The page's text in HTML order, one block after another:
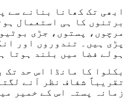
ابھی تک کھانا بنانے سے
برتنوں کا ہی استعمال
مرچوں، پستوں، جڑی
پڑی ہیں۔ تندوروں اور
ہولے فضا میں بلند ہوتا
بکلوا کا مانڈا اس حد تک
تقریباً شفاف نظر آنے
زمانہ پستہ اس کے خمیر